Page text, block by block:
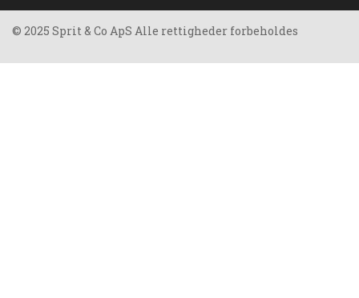
© 2025 Sprit & Co ApS Alle rettigheder forbeholdes